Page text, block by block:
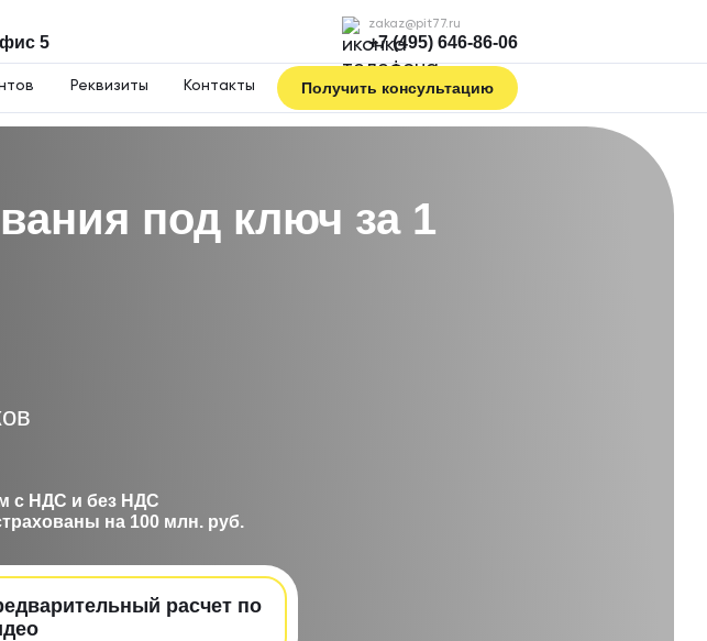
5
zakaz@pit77.ru
+7 (495) 646-86-06
Реквизиты Контакты Получить консультацию
под ключ за 1
с НДС и без НДС
на 100 млн. руб.
расчет по